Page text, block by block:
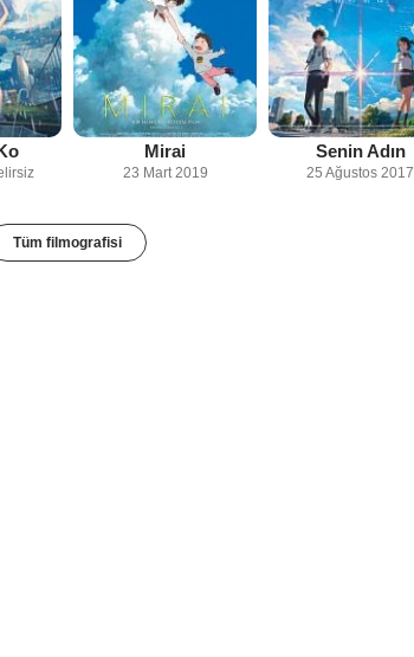
Mirai
23 Mart 2019
Senin Adın
25 Ağustos 2017
Tüm filmografisi